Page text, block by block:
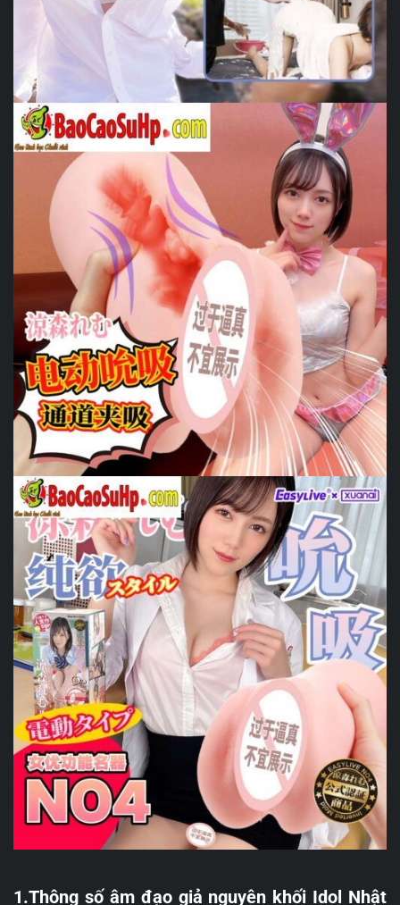
1.Thông số âm đạo giả nguyên khối Idol Nhật